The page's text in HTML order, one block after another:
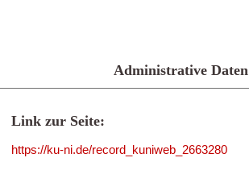
Administrative Daten
Link zur Seite:
https://ku-ni.de/record_kuniweb_2663280